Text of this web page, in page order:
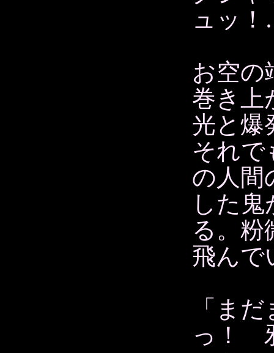
ュッ
お空の
巻き上
光と爆
それで
の人間
した
る。粉
飛んで
「ま
っ！